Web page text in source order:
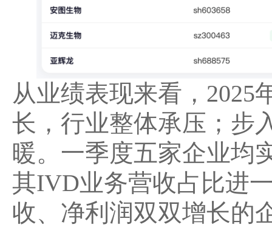
从业绩表现来看，2025
长 ，行业整体承压； 步
暖。一季度五家企业均
其IVD业务营收占比进
收、净利润双双增长的